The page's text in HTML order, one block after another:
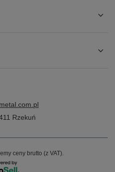
Rzekuń
ceny brutto (z VAT).